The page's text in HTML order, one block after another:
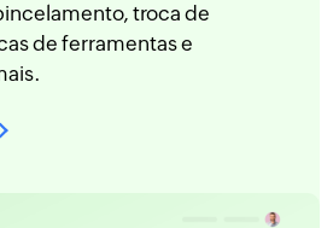
troca de
de ferramentas e